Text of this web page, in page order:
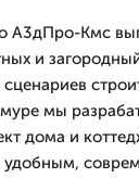
А3дПро-Кмс
и
мы
дома и
удобным,